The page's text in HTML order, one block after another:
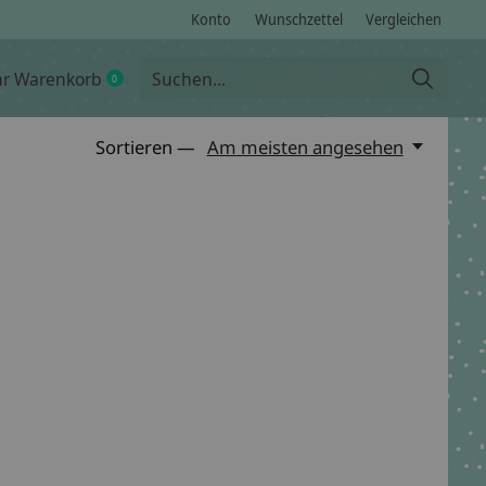
Konto Wunschzettel Vergleichen
Warenkorb 0items
Sortieren — Am meisten angesehen